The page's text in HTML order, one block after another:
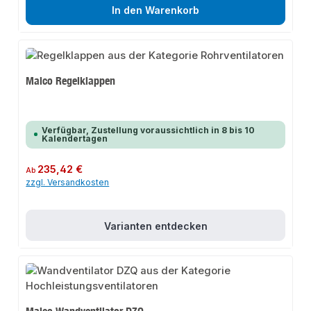
In den Warenkorb
Maico Regelklappen
Verfügbar, Zustellung voraussichtlich in 8 bis 10
Kalendertagen
Regulärer Preis:
Ab 235,42 €
zzgl. Versandkosten
Varianten entdecken